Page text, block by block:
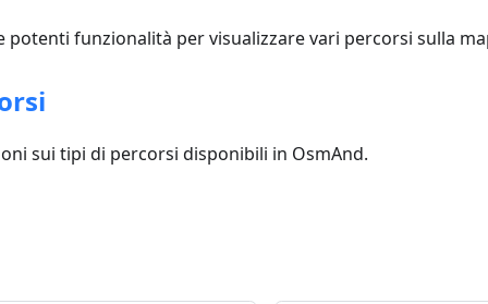
potenti funzionalità per visualizzare vari percorsi sulla
sui tipi di percorsi disponibili in OsmAnd.